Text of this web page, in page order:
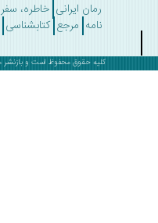
رمان ایرانی خاطره، سفرنامه و
مرجع کتابشناسی نقد
کلیه حقوق محفوظ است و بازنشر مطالب